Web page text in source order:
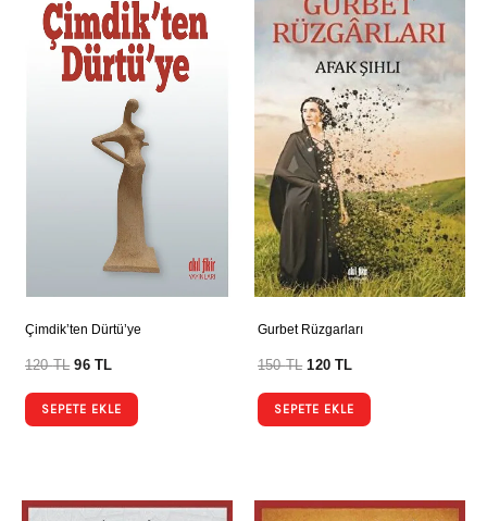
Çimdik’ten Dürtü’ye
120TL 96TL
SEPETE EKLE
Gurbet Rüzgarları
150TL 120TL
SEPETE EKLE